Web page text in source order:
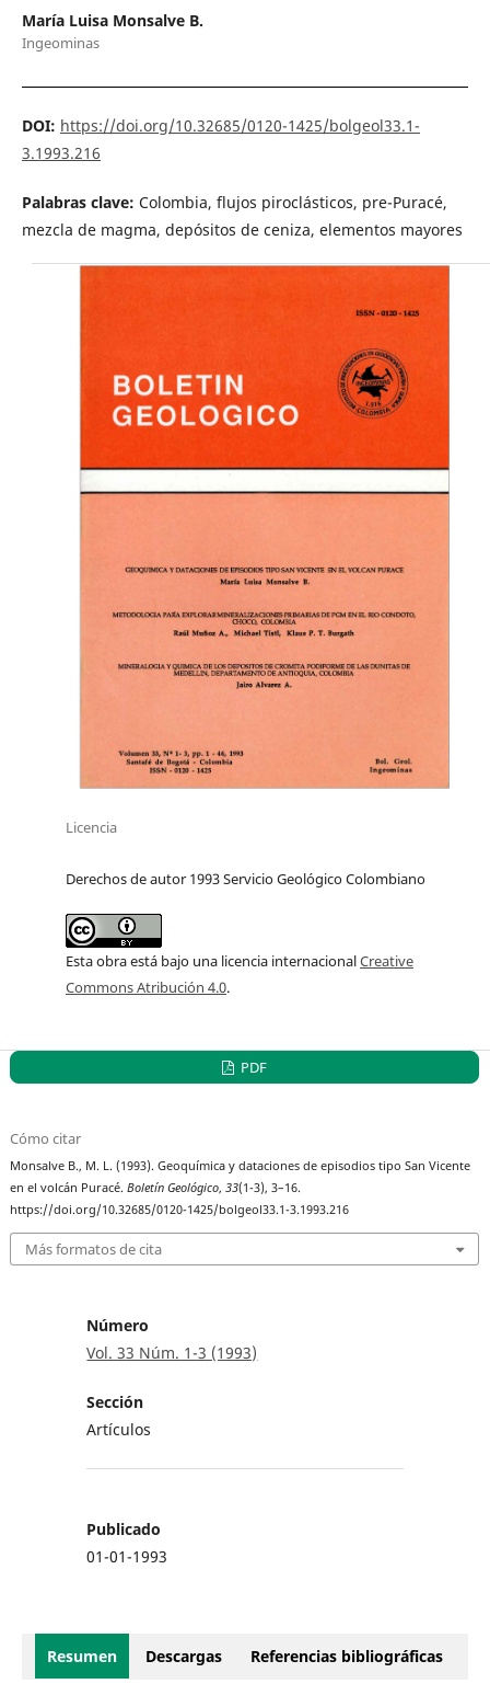
María Luisa Monsalve B.
Ingeominas
DOI: https://doi.org/10.32685/0120-1425/bolgeol33.1-
3.1993.216
Palabras clave: Colombia, flujos piroclásticos, pre-Puracé,
mezcla de magma, depósitos de ceniza, elementos mayores
Licencia
Derechos de autor 1993 Servicio Geológico Colombiano
Esta obra está bajo una licencia internacionalCreative
Commons Atribución 4.0.
PDF
Cómo citar
Monsalve B., M. L. (1993). Geoquímica y dataciones de episodios tipo San Vicente
en el volcán Puracé.Boletín Geológico,33(1-3), 3–16.
https://doi.org/10.32685/0120-1425/bolgeol33.1-3.1993.216
Más formatos de cita
Número
Vol. 33 Núm. 1-3 (1993)
Sección
Artículos
Publicado
01-01-1993
Resumen Descargas Referencias bibliográficas